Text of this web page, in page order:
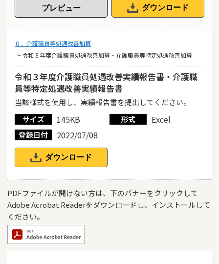
ダウンロード
０．介護職員等処遇改善加算
└ 令和３年度介護職員処遇改善加算・介護職員等特定処遇改善加算
令和３年度介護職員処遇改善実績報告書・介護職
員等特定処遇改善実績報告書
当該様式を使用し、実績報告書を提出してください。
サイズ
145KB 形式 Excel
登録日付 2022/07/08
ダウンロード
PDFファイルが開けない方は、下のバナーをクリックして
Adobe Acrobat Readerをダウンロードし、インストールして
ください。